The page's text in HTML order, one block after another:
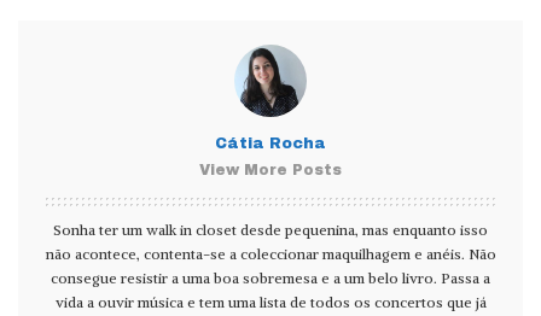
Cátia Rocha
View More Posts
Sonha ter um walk in closet desde pequenina, mas enquanto isso
não acontece, contenta-se a coleccionar maquilhagem e anéis. Não
consegue resistir a uma boa sobremesa e a um belo livro. Passa a
vida a ouvir música e tem uma lista de todos os concertos que já